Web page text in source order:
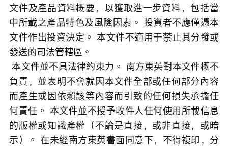
文件及產品資料概要，以獲取進一步資料，包括當
中所載之產品特色及風險因素。 投資者不應僅憑本
文件作出投資決定。 本文件不適用于禁止其分發或
發送的司法管轄區。
本文件並不具法律約束力。 南方東英對本文件概不
負責，並表明不會就因本文件全部或任何部分內容
而產生或因依賴該等內容而引致的任何損失承擔任
何責任。 本文件並不授予收件人任何使用所載信息
的版權或知識產權（不論是直接，或非直接，或暗
示）。 在未經南方東英書面同意下，不得複印，分